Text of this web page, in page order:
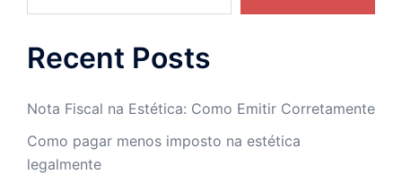
Recent Posts
Nota Fiscal na Estética: Como Emitir Corretamente
Como pagar menos imposto na estética
legalmente